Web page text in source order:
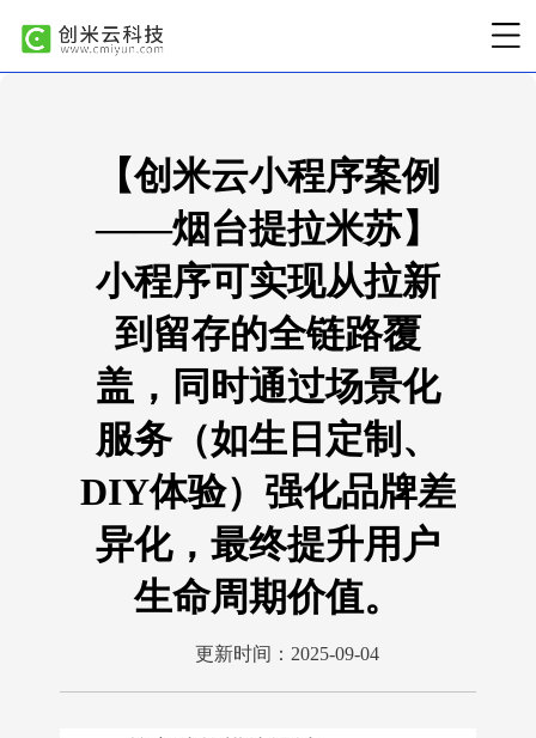
【创米云小程序案例
——烟台提拉米苏】
小程序可实现从拉新
到留存的全链路覆
盖，同时通过场景化
服务（如生日定制、
DIY体验）强化品牌差
异化，最终提升用户
生命周期价值。
更新时间：2025-09-04